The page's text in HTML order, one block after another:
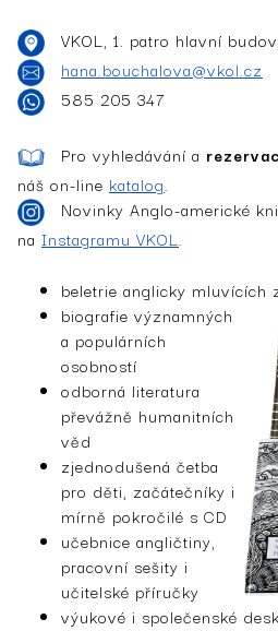
VKOL, 1. patro hlavní
hana.bouchalova@vkol.cz
585 205 347
Pro vyhledávání a
náš on-line katalog.
Novinky Anglo-americké
na Instagramu VKOL.
beletrie anglicky mluvících
biografie významných
a populárních
osobností
odborná literatura
převážně humanitních
věd
zjednodušená četba
pro děti, začátečníky i
mírně pokročilé s CD
učebnice angličtiny,
pracovní sešity i
učitelské příručky
výukové i společenské